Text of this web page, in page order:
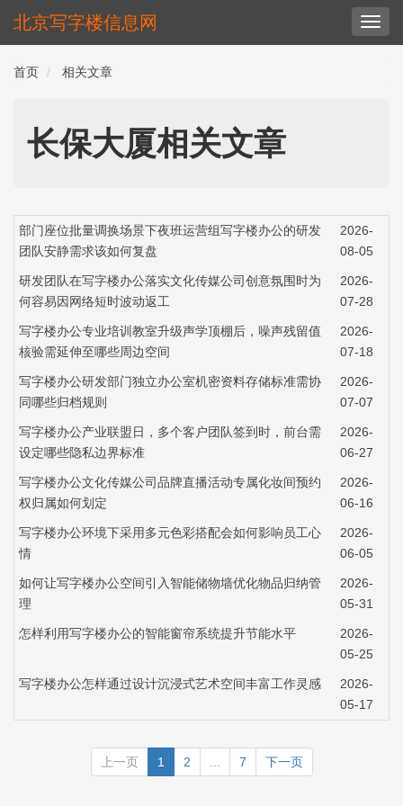
切
北京写字楼信息网
首页 相关文章
长保大厦相关文章
部门座位批量调换场景下夜班运营组写字楼办公的研发
团队安静需求该如何复盘
2026-
08-05
研发团队在写字楼办公落实文化传媒公司创意氛围时为
何容易因网络短时波动返工
2026-
07-28
写字楼办公专业培训教室升级声学顶棚后，噪声残留值
核验需延伸至哪些周边空间
2026-
07-18
写字楼办公研发部门独立办公室机密资料存储标准需协
同哪些归档规则
2026-
07-07
写字楼办公产业联盟日，多个客户团队签到时，前台需
设定哪些隐私边界标准
2026-
06-27
写字楼办公文化传媒公司品牌直播活动专属化妆间预约
权归属如何划定
2026-
06-16
写字楼办公环境下采用多元色彩搭配会如何影响员工心
情
2026-
06-05
如何让写字楼办公空间引入智能储物墙优化物品归纳管
理
2026-
05-31
怎样利用写字楼办公的智能窗帘系统提升节能水平
2026-
05-25
写字楼办公怎样通过设计沉浸式艺术空间丰富工作灵感
2026-
05-17
上一页 1 2 7 下一页